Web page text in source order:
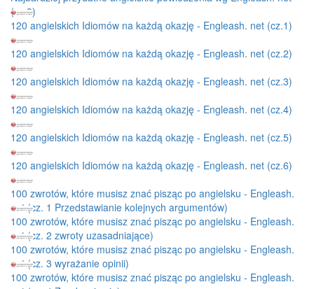
(cz.3)
120 angielskich Idiomów na każdą okazję - Engleash. net (cz.1)
120 angielskich Idiomów na każdą okazję - Engleash. net (cz.2)
120 angielskich Idiomów na każdą okazję - Engleash. net (cz.3)
120 angielskich Idiomów na każdą okazję - Engleash. net (cz.4)
120 angielskich Idiomów na każdą okazję - Engleash. net (cz.5)
120 angielskich Idiomów na każdą okazję - Engleash. net (cz.6)
100 zwrotów, które musisz znać pisząc po angielsku - Engleash.
net (cz. 1 Przedstawianie kolejnych argumentów)
100 zwrotów, które musisz znać pisząc po angielsku - Engleash.
net (cz. 2 zwroty uzasadniające)
100 zwrotów, które musisz znać pisząc po angielsku - Engleash.
net (cz. 3 wyrażanie opinii)
100 zwrotów, które musisz znać pisząc po angielsku - Engleash.